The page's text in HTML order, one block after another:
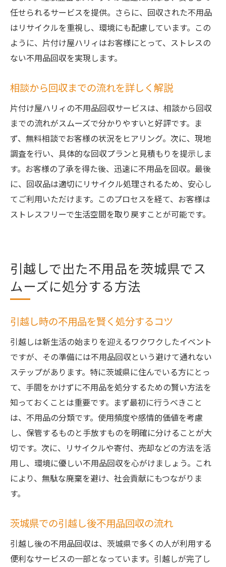
任せられるサービスを提供。さらに、回収された不用品
はリサイクルを重視し、環境にも配慮しています。この
ように、片付け屋ハリィはお客様にとって、ストレスの
ない不用品回収を実現します。
相談から回収までの流れを詳しく解説
片付け屋ハリィの不用品回収サービスは、相談から回収
までの流れがスムーズで分かりやすいと好評です。ま
ず、無料相談でお客様の状況をヒアリング。次に、現地
調査を行い、具体的な回収プランと見積もりを提示しま
す。お客様の了承を得た後、迅速に不用品を回収。最後
に、回収品は適切にリサイクル処理されるため、安心し
てご利用いただけます。このプロセスを経て、お客様は
ストレスフリーで生活空間を取り戻すことが可能です。
引越しで出た不用品を茨城県でス
ムーズに処分する方法
引越し時の不用品を賢く処分するコツ
引越しは新生活の始まりを迎えるワクワクしたイベント
ですが、その準備には不用品回収という避けて通れない
ステップがあります。特に茨城県に住んでいる方にとっ
て、手間をかけずに不用品を処分するための賢い方法を
知っておくことは重要です。まず最初に行うべきこと
は、不用品の分類です。使用頻度や感情的価値を考慮
し、保管するものと手放すものを明確に分けることが大
切です。次に、リサイクルや寄付、売却などの方法を活
用し、環境に優しい不用品回収を心がけましょう。これ
により、無駄な廃棄を避け、社会貢献にもつながりま
す。
茨城県での引越し後不用品回収の流れ
引越し後の不用品回収は、茨城県で多くの人が利用する
便利なサービスの一部となっています。引越しが完了し